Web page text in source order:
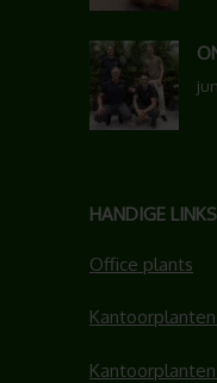
HANDIGE LINKS
Office plants